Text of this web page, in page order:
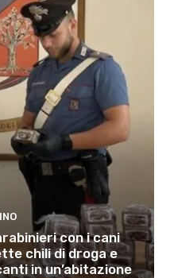
con i cani
chili di droga e
in un’abitazione